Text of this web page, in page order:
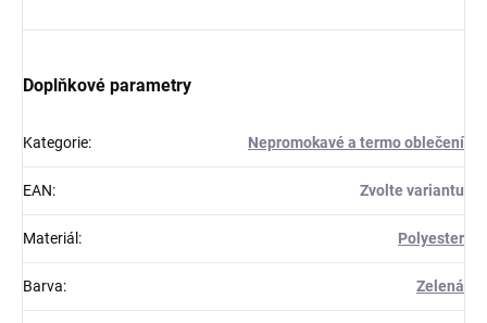
Doplňkové parametry
Kategorie: Nepromokavé a termo oblečení
EAN: Zvolte variantu
Materiál: Polyester
Barva: Zelená